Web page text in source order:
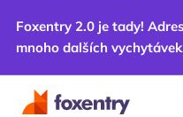
Foxentry 2.0 je tady!
mnoho dalších